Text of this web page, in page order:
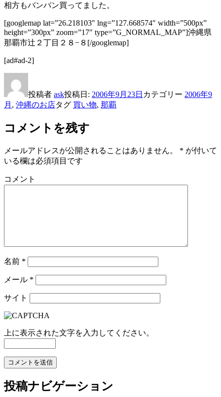
相方もバンバン買ってました。
[googlemap lat=”26.218103″ lng=”127.668574″ width=”500px”
height=”300px” zoom=”17″ type=”G_NORMAL_MAP”]沖縄県
那覇市辻２丁目２８−８[/googlemap]
[ad#ad-2]
投稿者 ask投稿日: 2006年9月23日 カテゴリー 2006年9
月 , 沖縄のお店タグ 買い物, 那覇
コメントを残す
メールアドレスが公開されることはありません。 * が付いて
いる欄は必須項目です
コメント
名前 *
メール *
サイト
上に表示された文字を入力してください。
投稿ナビゲーション